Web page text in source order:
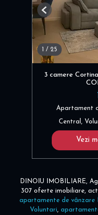
1 / 25
Previous
3 camere
Apartament
Central,
Vezi
DINOIU IMOBILIARE,
307 oferte imobiliare,
apartamente de vânzare
Voluntari,